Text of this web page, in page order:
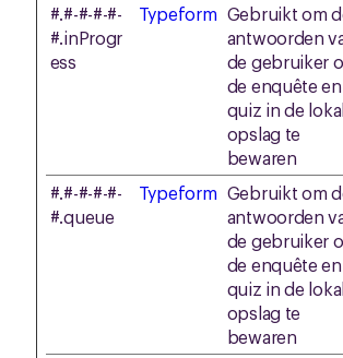
#.#-#-#-#-
#.inProgr
ess
Typeform Gebruikt om
antwoorden
de gebruiker
de enquête en
quiz in de
opslag te
bewaren
#.#-#-#-#-
#.queue
Typeform Gebruikt om
antwoorden
de gebruiker
de enquête en
quiz in de
opslag te
bewaren